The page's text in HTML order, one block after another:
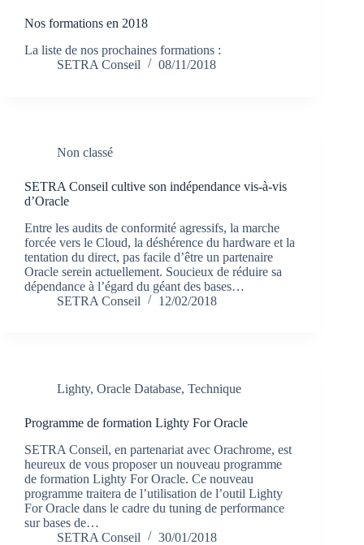
Nos formations en 2018
La liste de nos prochaines formations :
SETRA Conseil
08/11/2018
Non classé
SETRA Conseil cultive son indépendance vis-à-vis
d’Oracle
Entre les audits de conformité agressifs, la marche
forcée vers le Cloud, la déshérence du hardware et la
tentation du direct, pas facile d’être un partenaire
Oracle serein actuellement. Soucieux de réduire sa
dépendance à l’égard du géant des bases…
SETRA Conseil
12/02/2018
Lighty, Oracle Database, Technique
Programme de formation Lighty For Oracle
SETRA Conseil, en partenariat avec Orachrome, est
heureux de vous proposer un nouveau programme
de formation Lighty For Oracle. Ce nouveau
programme traitera de l’utilisation de l’outil Lighty
For Oracle dans le cadre du tuning de performance
sur bases de…
SETRA Conseil
30/01/2018